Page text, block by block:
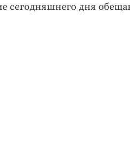
сегодняшнего дня